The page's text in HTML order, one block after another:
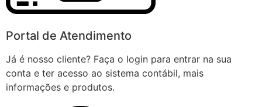
Portal de Atendimento
Já é nosso cliente? Faça o login para entrar na sua
conta e ter acesso ao sistema contábil, mais
informações e produtos.